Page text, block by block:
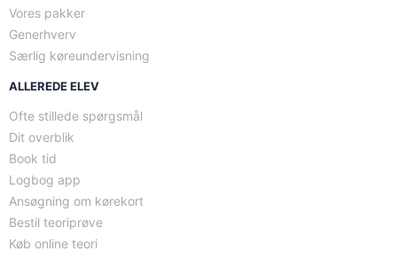
Vores pakker
Generhverv
Særlig køreundervisning
ALLEREDE ELEV
Ofte stillede spørgsmål
Dit overblik
Book tid
Logbog app
Ansøgning om kørekort
Bestil teoriprøve
Køb online teori